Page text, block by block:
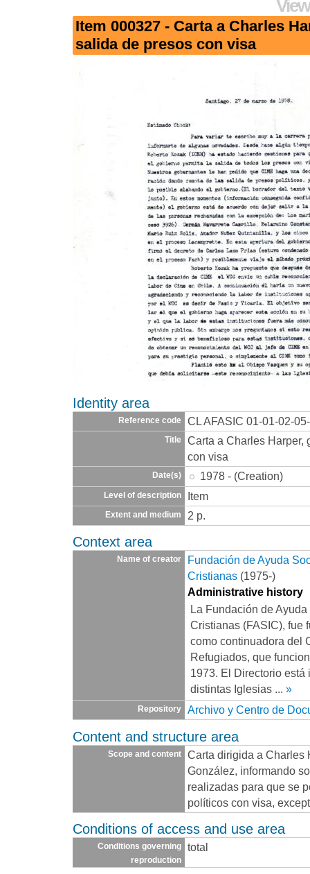
Item 000327 - Carta a Charles
salida de presos con visa
Identity area
Reference code CL AFASIC 01-01-02-
Title
Carta a Charles Harper,
con visa
Date(s) 1978 - (Creation)
Level of description Item
Extent and medium 2 p.
Context area
Name of creator
Fundación de Ayuda
Cristianas (1975-)
Administrative history
La Fundación de
Cristianas (FASIC), fue
como continuadora del
Refugiados, que
1973. El Directorio está
distintas Iglesias ... »
Repository Archivo y Centro de
Content and structure area
Scope and content
Carta dirigida a Charles
González, informando
realizadas para que se
políticos con visa,
Conditions of access and use area
Conditions governing
reproduction
total